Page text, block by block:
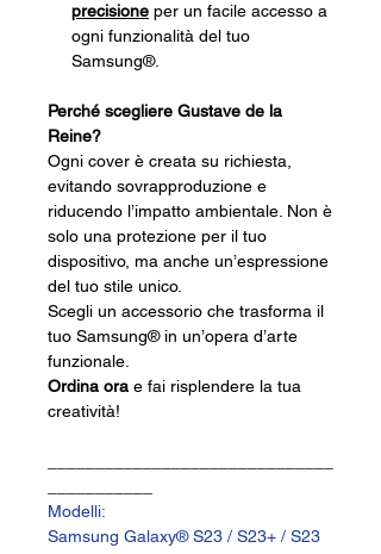
precisione per un facile accesso a
ogni funzionalità del tuo
Samsung®.
Perché scegliere Gustave de la
Reine?
Ogni cover è creata su richiesta,
evitando sovrapproduzione e
riducendo l’impatto ambientale. Non è
solo una protezione per il tuo
dispositivo, ma anche un’espressione
del tuo stile unico.
Scegli un accessorio che trasforma il
tuo Samsung® in un’opera d’arte
funzionale.
Ordina ora e fai risplendere la tua
creatività!
Modelli:
Samsung Galaxy® S23 / S23+ / S23